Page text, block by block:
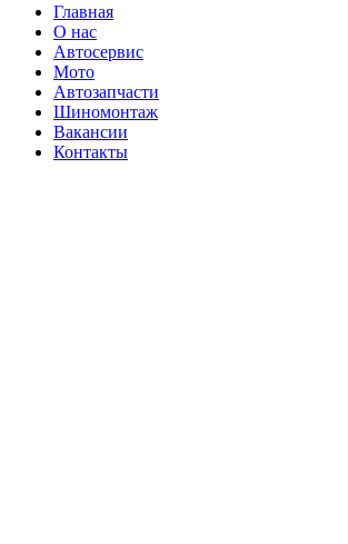
Главная
О нас
Автосервис
Мото
Автозапчасти
Шиномонтаж
Вакансии
Контакты